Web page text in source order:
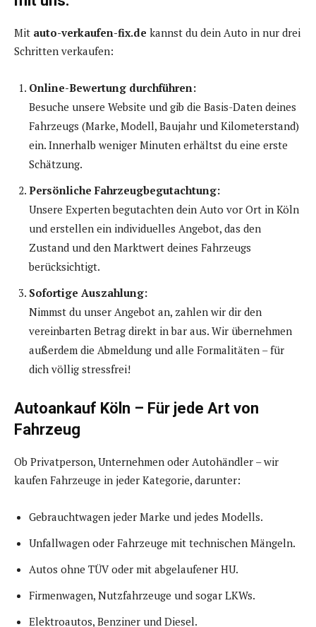
Mit auto-verkaufen-fix.de kannst du dein Auto in nur drei
Schritten verkaufen:
Online-Bewertung durchführen:
Besuche unsere Website und gib die Basis-Daten deines
Fahrzeugs (Marke, Modell, Baujahr und Kilometerstand)
ein. Innerhalb weniger Minuten erhältst du eine erste
Schätzung.
Persönliche Fahrzeugbegutachtung:
Unsere Experten begutachten dein Auto vor Ort in Köln
und erstellen ein individuelles Angebot, das den
Zustand und den Marktwert deines Fahrzeugs
berücksichtigt.
Sofortige Auszahlung:
Nimmst du unser Angebot an, zahlen wir dir den
vereinbarten Betrag direkt in bar aus. Wir übernehmen
außerdem die Abmeldung und alle Formalitäten – für
dich völlig stressfrei!
Autoankauf Köln – Für jede Art von
Fahrzeug
Ob Privatperson, Unternehmen oder Autohändler – wir
kaufen Fahrzeuge in jeder Kategorie, darunter:
Gebrauchtwagen jeder Marke und jedes Modells.
Unfallwagen oder Fahrzeuge mit technischen Mängeln.
Autos ohne TÜV oder mit abgelaufener HU.
Firmenwagen, Nutzfahrzeuge und sogar LKWs.
Elektroautos, Benziner und Diesel.